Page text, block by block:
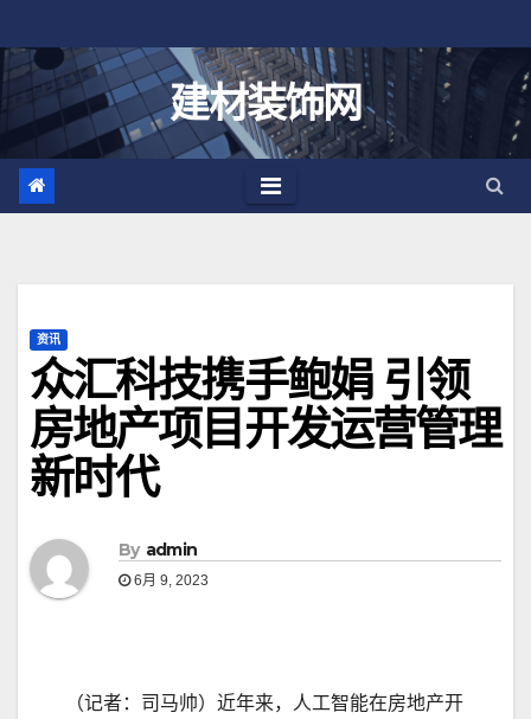
至
建材装饰网
资讯
众汇科技携手鲍娟 引领
房地产项目开发运营管理
新时代
By admin
6月 9, 2023
（记者：司马帅）近年来，人工智能在房地产开